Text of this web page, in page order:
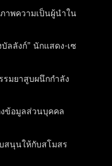
าพความเป็นผู้นำใน
ลลังก์” นักแสดง-เซ
มยาสูบผนึกกำลัง
งข้อมูลส่วนบุคคล
สนุนให้กับสโมสร